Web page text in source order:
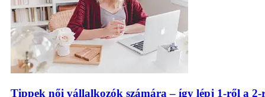
Tippek női vállalkozók számára – így lépj 1-ről a 2-